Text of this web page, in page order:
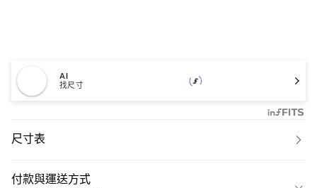
AI
找尺寸
尺寸表
付款與運送方式